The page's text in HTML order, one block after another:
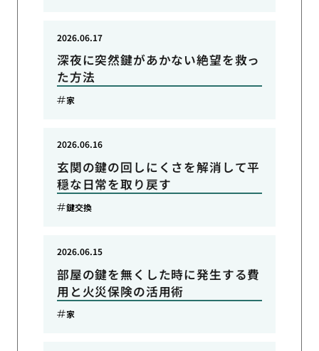
深夜に突然鍵があかない絶望を救っ
た方法
2026.06.17
家
玄関の鍵の回しにくさを解消して平
穏な日常を取り戻す
2026.06.16
鍵交換
部屋の鍵を無くした時に発生する費
用と火災保険の活用術
2026.06.15
家